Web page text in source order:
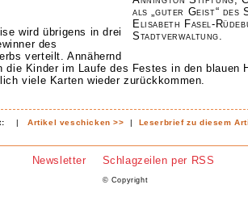
als „guter Geist“ des
Elisabeth Fasel-
Stadtverwaltung.
wird übrigens in drei
des
verteilt. Annähernd
die Kinder im Laufe des Festes in den blauen
viele Karten wieder zurückkommen.
|Artikel veschicken >> | Leserbrief zu diesem
Newsletter Schlagzeilen per RSS
© Copyright